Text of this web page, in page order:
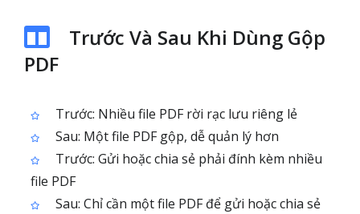
Trước Và Sau Khi Dùng Gộp
PDF
Trước: Nhiều file PDF rời rạc lưu riêng lẻ
Sau: Một file PDF gộp, dễ quản lý hơn
Trước: Gửi hoặc chia sẻ phải đính kèm nhiều
file PDF
Sau: Chỉ cần một file PDF để gửi hoặc chia sẻ